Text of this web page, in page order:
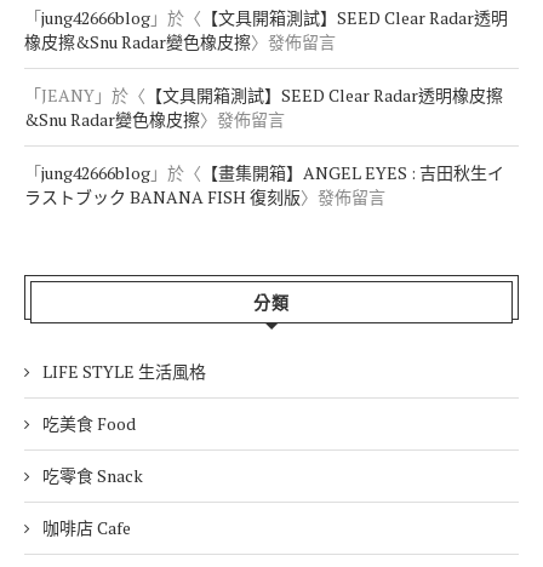
「jung42666blog 」於〈 【文具開箱測試】SEED Clear Radar透明
橡皮擦&Snu Radar變色橡皮擦〉發佈留言
「JEANY 」於〈 【文具開箱測試】SEED Clear Radar透明橡皮擦
&Snu Radar變色橡皮擦〉發佈留言
「jung42666blog 」於〈 【畫集開箱】ANGEL EYES : 吉田秋生イ
ラストブック BANANA FISH 復刻版〉發佈留言
分類
LIFE STYLE 生活風格
吃美食 Food
吃零食 Snack
咖啡店 Cafe